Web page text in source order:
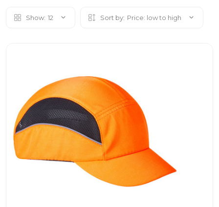
Show: 12 Sort by: Price: low to high